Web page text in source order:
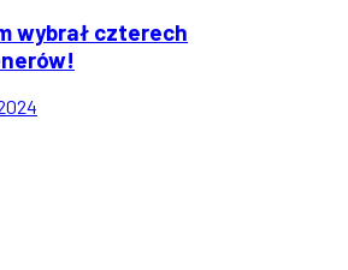
wybrał czterech